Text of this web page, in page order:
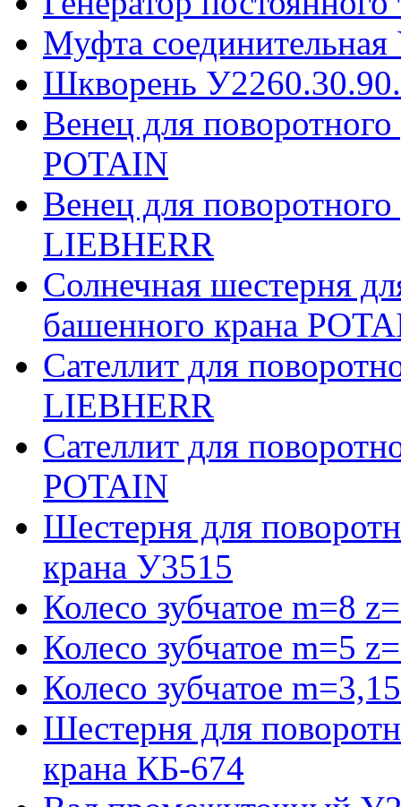
Муфта соединительная
Шкворень
Венец для
POTAIN
Венец для
LIEBHERR
Солнечная шестерня
башенного крана
Сателлит для
LIEBHERR
Сателлит для
POTAIN
Шестерня для
крана У3515
Колесо зубчатое m=8
Колесо зубчатое m=5
Колесо зубчатое
Шестерня для
крана КБ-674